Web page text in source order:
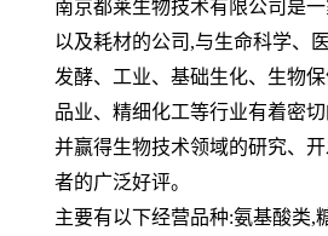
南京都莱生物技术有限公司是
以及耗材的公司 ,与生命科学、
发酵、工业、基础生化、生物
品业、精细化工等行业有着密
并赢得生物技术领域的研究、
者的广泛好评。
主要有以下经营品种:氨基酸类,